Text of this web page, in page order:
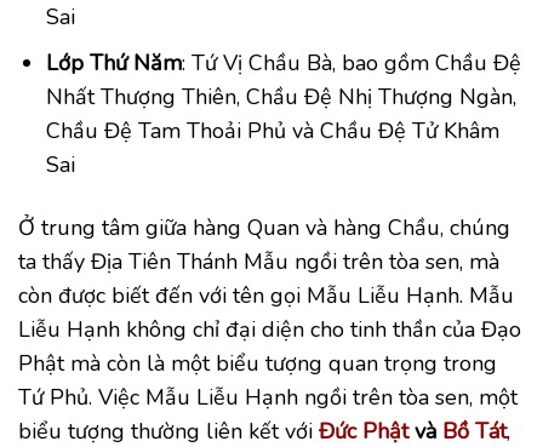
Sai
Lớp Thứ Năm: Tứ Vị Chầu Bà, bao gồm Chầu Đệ
Nhất Thượng Thiên, Chầu Đệ Nhị Thượng Ngàn,
Chầu Đệ Tam Thoải Phủ và Chầu Đệ Tử Khâm
Sai
Ở trung tâm giữa hàng Quan và hàng Chầu, chúng
ta thấy Địa Tiên Thánh Mẫu ngồi trên tòa sen, mà
còn được biết đến với tên gọi Mẫu Liễu Hạnh. Mẫu
Liễu Hạnh không chỉ đại diện cho tinh thần của Đạo
Phật mà còn là một biểu tượng quan trọng trong
Tứ Phủ. Việc Mẫu Liễu Hạnh ngồi trên tòa sen, một
biểu tượng thường liên kết với Đức Phậtvà Bồ Tát,